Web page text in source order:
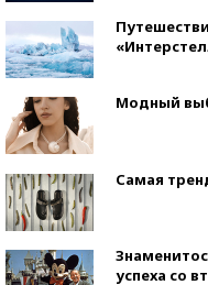
Модный
Самая
успеха со